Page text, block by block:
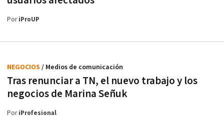
PoriProUP
Tras renunciar a TN, el nuevo trabajo y los
negocios de Marina Señuk
NEGOCIOS / Medios de comunicación
PoriProfesional